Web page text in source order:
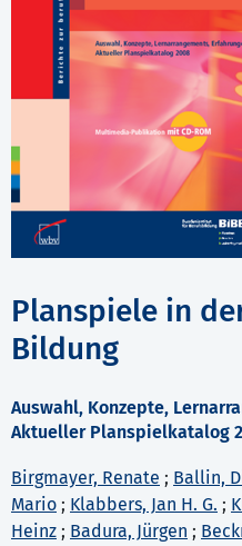
Planspiele in
Bildung
Auswahl, Konzepte,
Aktueller Planspielkatalog
Birgmayer, Renate ; Ballin,
Mario ; Klabbers, Jan H. G. ;
Heinz ; Badura, Jürgen ;